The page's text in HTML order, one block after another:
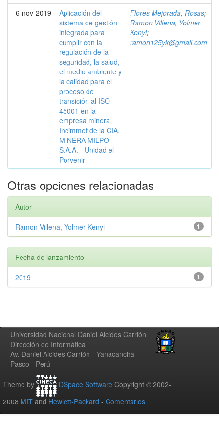
6-nov-2019
Aplicación del
sistema de gestión
integrada para
cumplir con la
regulación de la
seguridad, la salud,
el medio ambiente y
la calidad para el
proceso de
transición al ISO
45001 en la
empresa minera
Incimmet de la CIA.
MINERA MILPO
S.A.A. - Unidad el
Porvenir
Flores Mejorada, Rosas;
Ramon Villena, Yolmer
Kenyi;
ramon125yk@gmail.com
Otras opciones relacionadas
Autor
1
Ramon Villena, Yolmer Kenyi
Fecha de lanzamiento
1
2019
Universidad Nacional Daniel Alcides Carrión
Dirección de Informática
Av. Daniel Alcides Carrión - Yanacancha
Pasco - Perú
Theme by DSpace Software Copyright © 2002-
2008 MIT and Hewlett-Packard - Comentarios